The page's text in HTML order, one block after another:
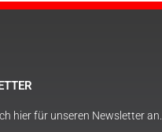
hier für unseren Newsletter an.